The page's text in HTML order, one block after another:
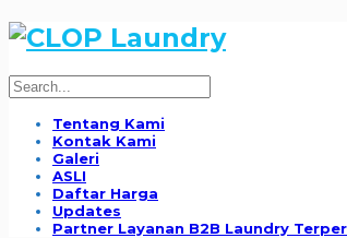
Tentang Kami
Kontak Kami
Galeri
ASLI
Daftar Harga
Updates
Partner Layanan B2B Laundry